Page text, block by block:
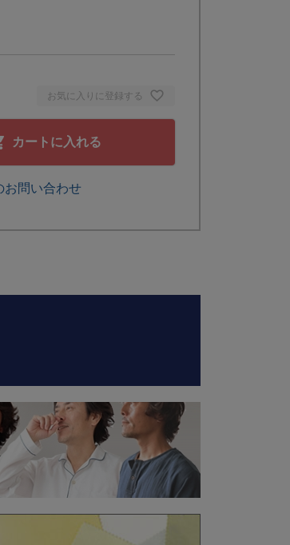
お気に入りに登録する
カートに入れる
お問い合わせ